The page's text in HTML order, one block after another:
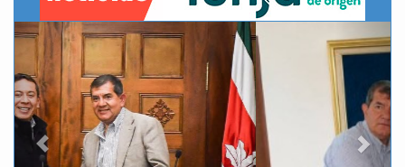
Previous Next